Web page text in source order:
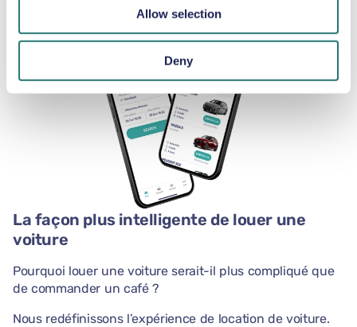
Allow selection
Deny
La façon plus intelligente de louer une
voiture
Pourquoi louer une voiture serait-il plus compliqué que
de commander un café ?
Nous redéfinissons l’expérience de location de voiture.